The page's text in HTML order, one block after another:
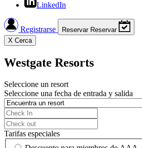
LinkedIn
Registrarse Reservar Reservar
X Cerca
Westgate Resorts
Seleccione un resort
Seleccione una fecha de entrada y salida
Tarifas especiales